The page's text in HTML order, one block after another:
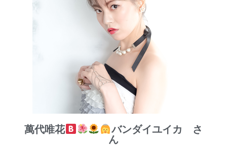
萬代唯花 バンダイユイカ さ
ん